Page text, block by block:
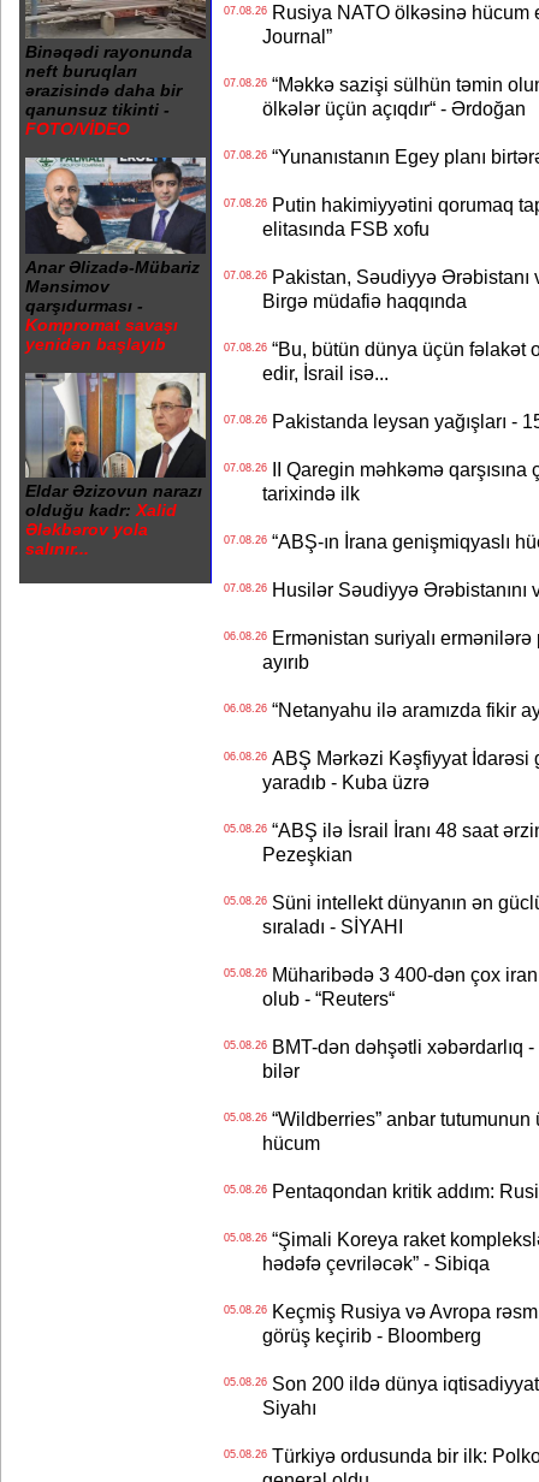
Binəqədi rayonunda
neft buruqları
ərazisində daha bir
qanunsuz tikinti -
FOTO/VİDEO
Anar Əlizadə-Mübariz
Mənsimov
qarşıdurması -
Kompromat savaşı
yenidən başlayıb
Eldar Əzizovun narazı
olduğu kadr: Xalid
Ələkbərov yola
salınır...
07.08.26Rusiya NATO ölkəsinə hücum
Journal”
07.08.26“Məkkə sazişi sülhün təmin
ölkələr üçün açıqdır“ - Ərdoğan
07.08.26“Yunanıstanın Egey planı
07.08.26Putin hakimiyyətini qorumaq
elitasında FSB xofu
07.08.26Pakistan, Səudiyyə Ərəbistanı
Birgə müdafiə haqqında
07.08.26“Bu, bütün dünya üçün fəlakət
edir, İsrail isə...
07.08.26Pakistanda leysan yağışları -
07.08.26II Qaregin məhkəmə qarşısına
tarixində ilk
07.08.26“ABŞ-ın İrana genişmiqyaslı
07.08.26Husilər Səudiyyə Ərəbistanını
06.08.26Ermənistan suriyalı ermənilərə
ayırıb
06.08.26“Netanyahu ilə aramızda fikir
06.08.26ABŞ Mərkəzi Kəşfiyyat İdarəsi
yaradıb - Kuba üzrə
05.08.26“ABŞ ilə İsrail İranı 48 saat
Pezeşkian
05.08.26Süni intellekt dünyanın ən
sıraladı - SİYAHI
05.08.26Müharibədə 3 400-dən çox
olub - “Reuters“
05.08.26BMT-dən dəhşətli xəbərdarlıq
bilər
05.08.26“Wildberries” anbar tutumunun
hücum
05.08.26Pentaqondan kritik addım:
05.08.26“Şimali Koreya raket
hədəfə çevriləcək” - Sibiqa
05.08.26Keçmiş Rusiya və Avropa
görüş keçirib - Bloomberg
05.08.26Son 200 ildə dünya
Siyahı
05.08.26Türkiyə ordusunda bir ilk: